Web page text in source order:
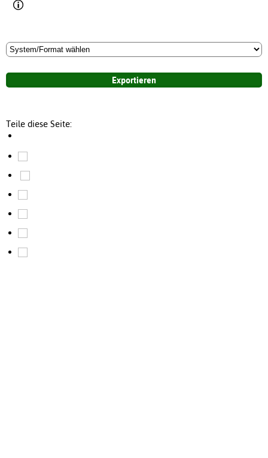
Teile diese Seite: